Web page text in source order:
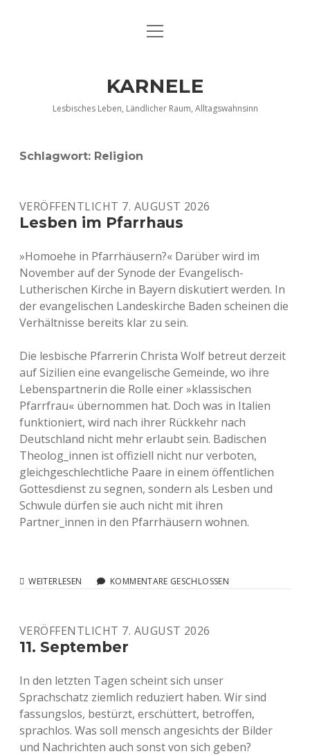
DATENSCHUTZERKLÄRUNG
Menü
KARNELE
Lesbisches Leben, Ländlicher Raum, Alltagswahnsinn
Schlagwort: Religion
VERÖFFENTLICHT 7. AUGUST 2026
Lesben im Pfarrhaus
»Homoehe in Pfarrhäusern?« Darüber wird im
November auf der Synode der Evangelisch-
Lutherischen Kirche in Bayern diskutiert werden. In
der evangelischen Landeskirche Baden scheinen die
Verhältnisse bereits klar zu sein.
Die lesbische Pfarrerin Christa Wolf betreut derzeit
auf Sizilien eine evangelische Gemeinde, wo ihre
Lebenspartnerin die Rolle einer »klassischen
Pfarrfrau« übernommen hat. Doch was in Italien
funktioniert, wird nach ihrer Rückkehr nach
Deutschland nicht mehr erlaubt sein. Badischen
Theolog_innen ist offiziell nicht nur verboten,
gleichgeschlechtliche Paare in einem öffentlichen
Gottesdienst zu segnen, sondern als Lesben und
Schwule dürfen sie auch nicht mit ihren
Partner_innen in den Pfarrhäusern wohnen.
WEITERLESEN LESBENKOMMENTARE GESCHLOSSEN
VERÖFFENTLICHT 7. AUGUST 2026
11. September
In den letzten Tagen scheint sich unser
Sprachschatz ziemlich reduziert haben. Wir sind
fassungslos, bestürzt, erschüttert, betroffen,
sprachlos. Was soll mensch angesichts der Bilder
und Nachrichten auch sonst von sich geben?